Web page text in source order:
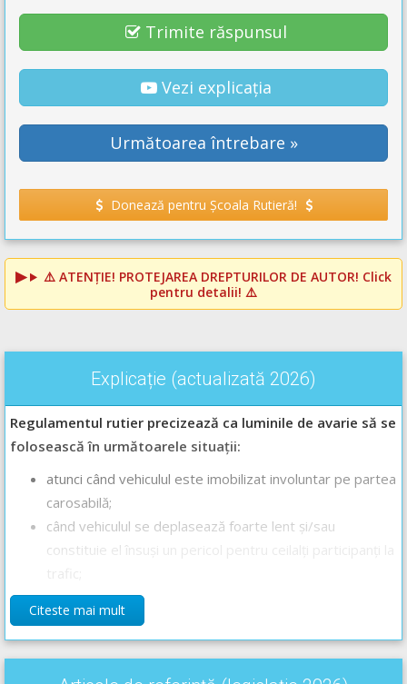
Trimite răspunsul
Vezi explicația
Următoarea întrebare »
Donează pentru Școala Rutieră!
⚠️ ATENȚIE! PROTEJAREA DREPTURILOR DE AUTOR! Click
pentru detalii! ⚠️
Explicație (actualizată 2026)
Regulamentul rutier precizează ca luminile de avarie să se
folosească în următoarele situații:
atunci când vehiculul este imobilizat involuntar pe partea
carosabilă;
când vehiculul se deplasează foarte lent și/sau
constituie el însuși un pericol pentru ceilalți participanți la
atunci când autovehiculul este remorcat.
Conducătorii de autovehicule și tramvaie trebuie să pună în
și în cazul în care această manevră este impusă de blocarea
Citeste mai mult